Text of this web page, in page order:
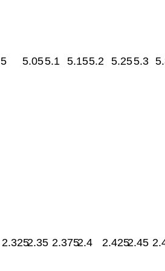
5 5.055.1 5.155.2 5.255.3
2.3252.35 2.3752.4 2.4252.45